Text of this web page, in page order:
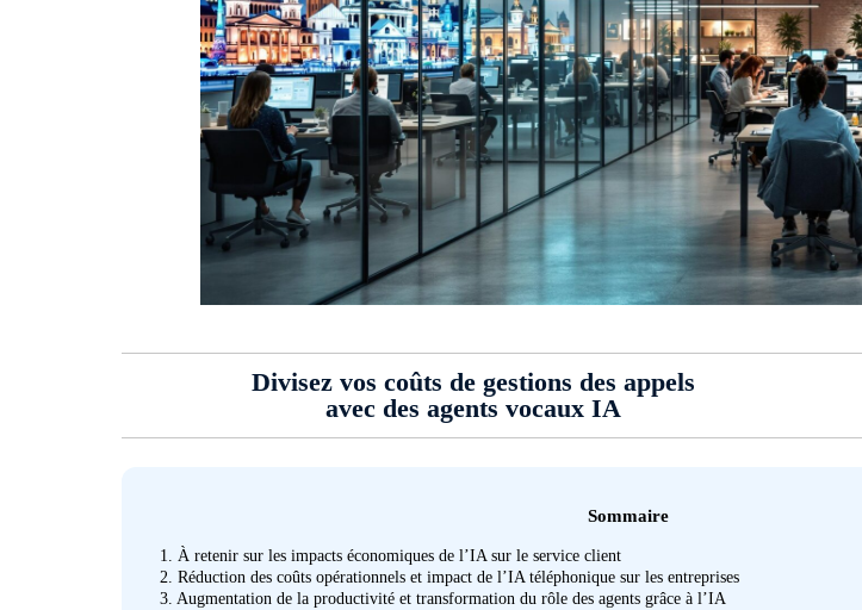
Divisez vos coûts de gestions des appels
avec des agents vocaux IA
Sommaire
1. À retenir sur les impacts économiques de l’IA sur le service client
2. Réduction des coûts opérationnels et impact de l’IA téléphonique sur les entreprises
3. Augmentation de la productivité et transformation du rôle des agents grâce à l’IA